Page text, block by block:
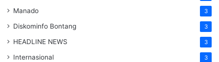
Manado 3
Diskominfo Bontang 3
HEADLINE NEWS 3
Internasional 3